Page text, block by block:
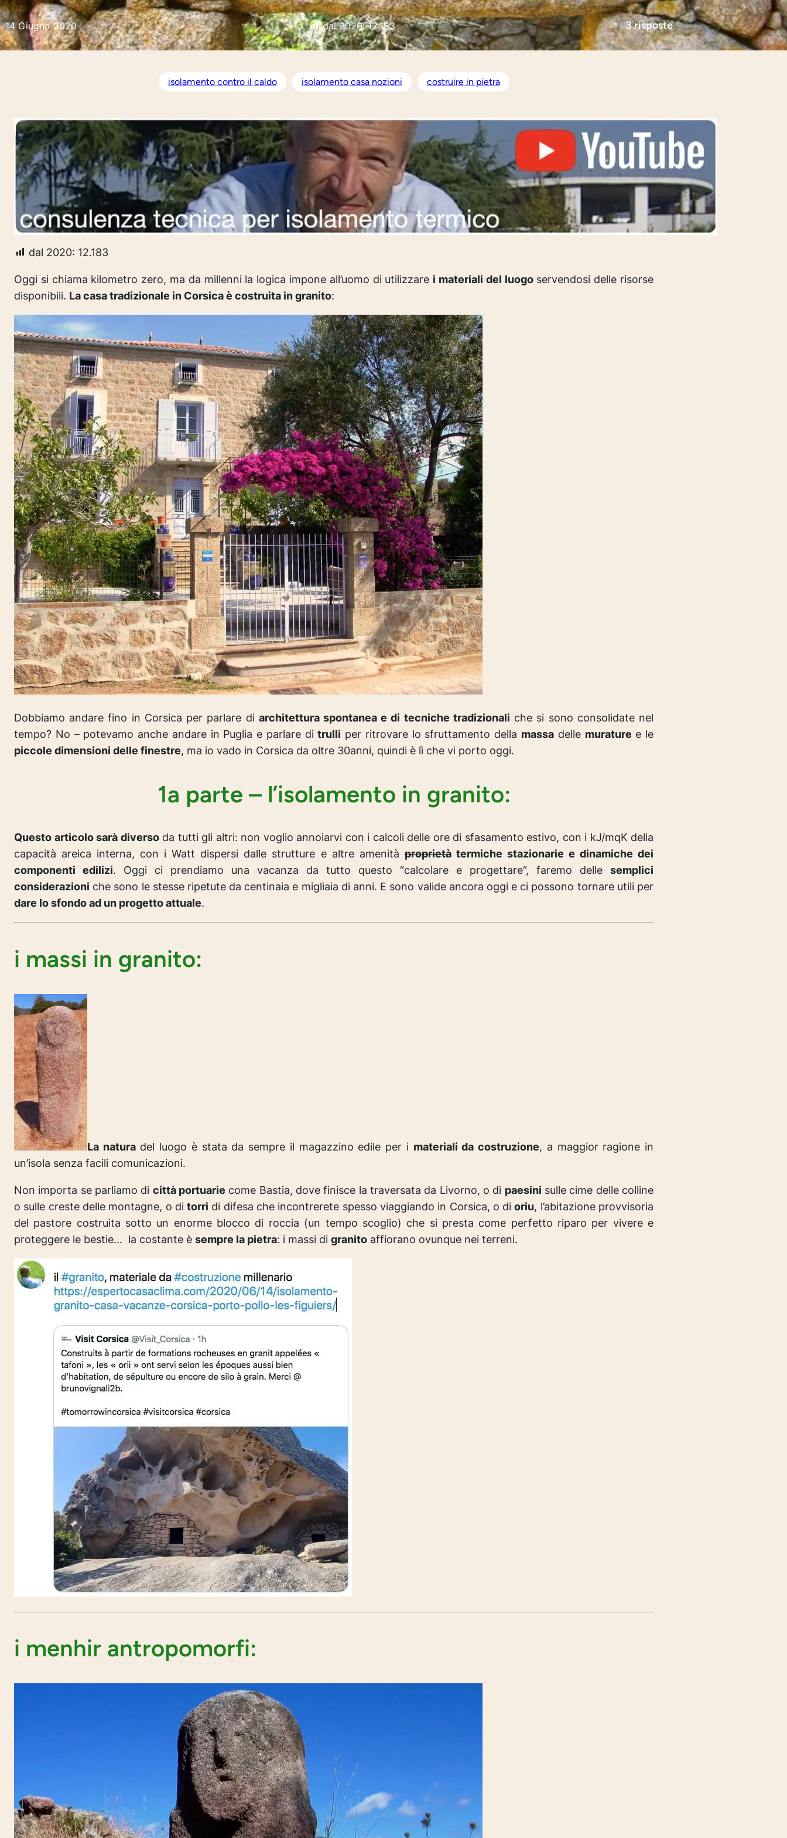
14 Giugno 2020 dal 2020: 12.183 3 risposte
isolamento contro il caldo isolamento casa nozioni costruire in pietra
dal 2020: 12.183
Oggi si chiama kilometro zero, ma da millenni la logica impone all’uomo di utilizzare i materiali del luogoservendosi delle risorse
disponibili. La casa tradizionale in Corsica è costruita in granito:
Dobbiamo andare fino in Corsica per parlare di architettura spontanea e di tecniche tradizionali che si sono consolidate nel
tempo? No – potevamo anche andare in Puglia e parlare ditrulli per ritrovare lo sfruttamento della massadelle murature e le
piccole dimensioni delle finestre, ma io vado in Corsica da oltre 30anni, quindi è lì che vi porto oggi.
1a parte – l’isolamento in granito:
Questo articolo sarà diversoda tutti gli altri: non voglio annoiarvi con i calcoli delle ore di sfasamento estivo, con i kJ/mqK della
capacità areica interna, con i Watt dispersi dalle strutture e altre amenitàproprietàtermiche stazionarie e dinamiche dei
componenti edilizi. Oggi ci prendiamo una vacanza da tutto questo “calcolare e progettare“, faremo delle semplici
considerazioni che sono le stesse ripetute da centinaia e migliaia di anni. E sono valide ancora oggi e ci possono tornare utili per
dare lo sfondo ad un progetto attuale.
i massi in granito:
La naturadel luogo è stata da sempre il magazzino edile per i materiali da costruzione, a maggior ragione in
un’isola senza facili comunicazioni.
Non importa se parliamo di città portuarie come Bastia, dove finisce la traversata da Livorno, o di paesini sulle cime delle colline
o sulle creste delle montagne, o ditorri di difesa che incontrerete spesso viaggiando in Corsica, o dioriu, l’abitazione provvisoria
del pastore costruita sotto un enorme blocco di roccia (un tempo scoglio) che si presta come perfetto riparo per vivere e
proteggere le bestie… la costante è sempre la pietra: i massi di granito affiorano ovunque nei terreni.
i menhir antropomorfi: